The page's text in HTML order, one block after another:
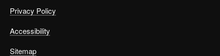
Privacy Policy
Accessibility
Sitemap